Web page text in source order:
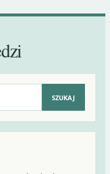
SZUKAJ